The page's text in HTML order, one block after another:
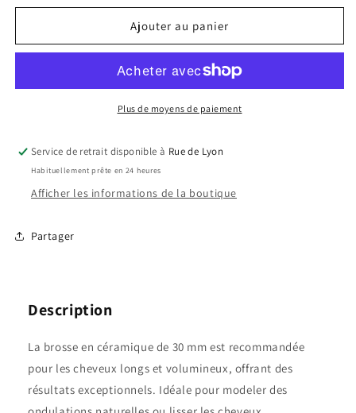
Pro
Ceramic
mm
Pro
Styling
Ceramic
30
mm
Ajouter au panier
Plus de moyens de paiement
Service de retrait disponible à Rue de Lyon
Habituellement prête en 24 heures
Afficher les informations de la boutique
Partager
Description
La brosse en céramique de 30 mm est recommandée
pour les cheveux longs et volumineux, offrant des
résultats exceptionnels. Idéale pour modeler des